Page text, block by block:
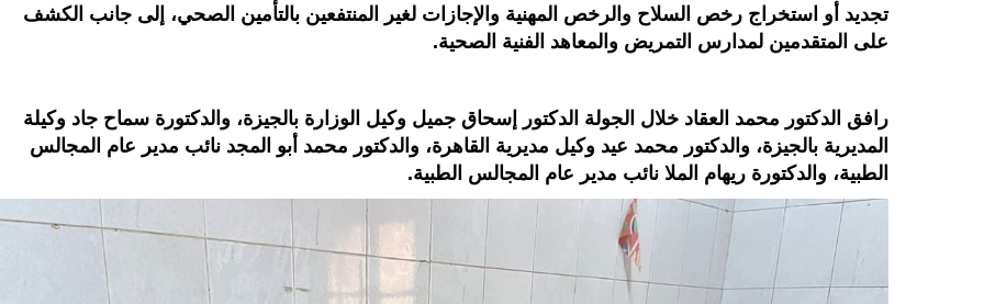
تجديد أو استخراج رخص السلاح والرخص المهنية والإجازات لغير المنتفعين بالتأمين الصحي، إلى جانب الكشف
على المتقدمين لمدارس التمريض والمعاهد الفنية الصحية.
رافق الدكتور محمد العقاد خلال الجولة الدكتور إسحاق جميل وكيل الوزارة بالجيزة، والدكتورة سماح جاد وكيلة
المديرية بالجيزة، والدكتور محمد عيد وكيل مديرية القاهرة، والدكتور محمد أبو المجد نائب مدير عام المجالس
الطبية، والدكتورة ريهام الملا نائب مدير عام المجالس الطبية.